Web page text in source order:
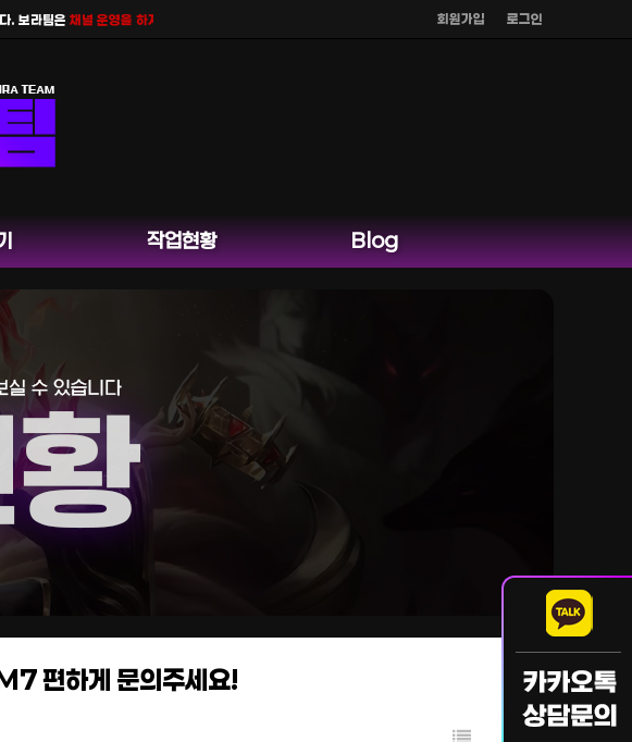
회원가입 로그인
팀은채널 운영을 하지 않으며 공식 홈페이지 카카오톡 외 다른 채팅은 운영하지 않습니다.
작업현황 Blog
편하게 문의주세요!